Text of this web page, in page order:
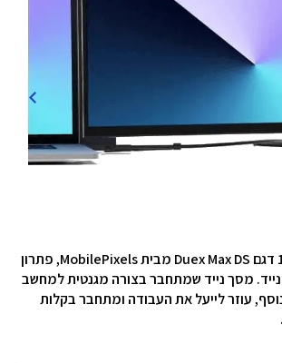
מסך נייד בגודל "14.1 דגם Duex Max DS מבית MobilePixels, פתרון
מסך נייד שמתחבר בצורה מגנטית למחשב
עוזר לייעל את העבודה ומתחבר בקלות